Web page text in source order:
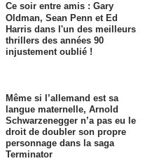
Ce soir entre amis : Gary
Oldman, Sean Penn et Ed
Harris dans l'un des meilleurs
thrillers des années 90
injustement oublié !
Même si l’allemand est sa
langue maternelle, Arnold
Schwarzenegger n’a pas eu le
droit de doubler son propre
personnage dans la saga
Terminator